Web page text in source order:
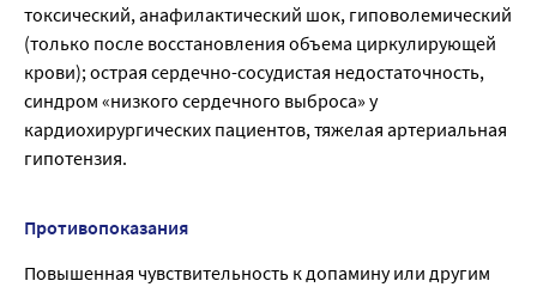
токсический, анафилактический шок, гиповолемический
(только после восстановления объема циркулирующей
крови); острая сердечно-сосудистая недостаточность,
синдром «низкого сердечного выброса» у
кардиохирургических пациентов, тяжелая артериальная
гипотензия.
Противопоказания
Повышенная чувствительность к допамину или другим